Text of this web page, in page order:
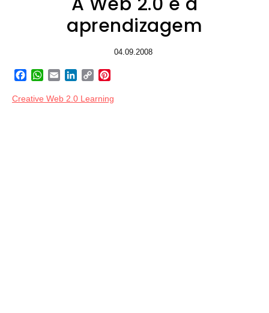
aprendizagem
04.09.2008
Facebook
WhatsApp
EmailLinkedIn
Copy
Creative Web 2.0 Learning